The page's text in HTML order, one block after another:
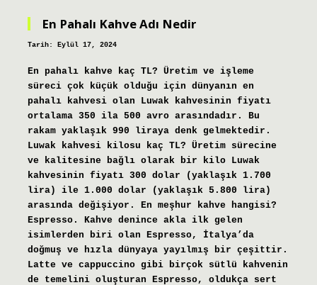
En Pahalı Kahve Adı Nedir
Tarih: Eylül 17, 2024
En pahalı kahve kaç TL? Üretim ve işleme
süreci çok küçük olduğu için dünyanın en
pahalı kahvesi olan Luwak kahvesinin fiyatı
ortalama 350 ila 500 avro arasındadır. Bu
rakam yaklaşık 990 liraya denk gelmektedir.
Luwak kahvesi kilosu kaç TL? Üretim sürecine
ve kalitesine bağlı olarak bir kilo Luwak
kahvesinin fiyatı 300 dolar (yaklaşık 1.700
lira) ile 1.000 dolar (yaklaşık 5.800 lira)
arasında değişiyor. En meşhur kahve hangisi?
Espresso. Kahve denince akla ilk gelen
isimlerden biri olan Espresso, İtalya’da
doğmuş ve hızla dünyaya yayılmış bir çeşittir.
Latte ve cappuccino gibi birçok sütlü kahvenin
de temelini oluşturan Espresso, oldukça sert